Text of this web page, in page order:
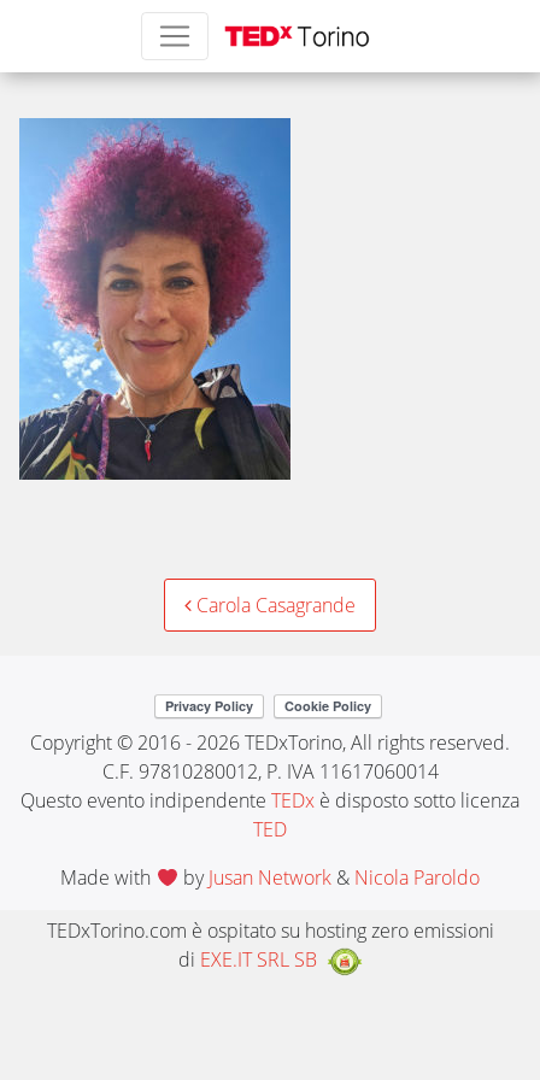
Carola Casagrande
Copyright © 2016 - 2026 TEDxTorino, All rights reserved.
C.F. 97810280012, P. IVA 11617060014
Questo evento indipendente TEDx è disposto sotto licenza
TED
Made with
byJusan Network& Nicola Paroldo
TEDxTorino.com è ospitato su hosting zero emissioni
di EXE.IT SRL SB